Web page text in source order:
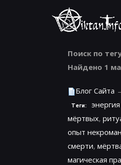
Поиск по
Найдено 1
Блог Сайта
Теги:
мёртвых,
опыт
смерти,
магическая